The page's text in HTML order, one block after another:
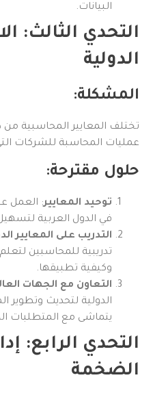
البيانات.
التحدي الثالث:
الدولية
المشكلة:
تختلف المعايير المحاسبية من
عمليات المحاسبة للشركات
حلول مقترحة:
توحيد المعايير: العمل
في الدول العربية
التدريب على المعايير
تدريبية للمحاسبين
وكيفية تطبيقها.
التعاون مع الجهات
الدولية لتحديث وتطوير
يتماشى مع المتطلبات
التحدي الرابع:
الضخمة